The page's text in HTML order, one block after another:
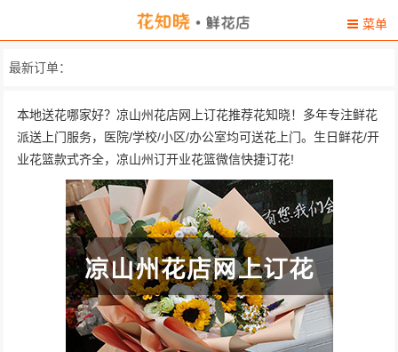
菜单
最新订单：
本地送花哪家好？凉山州花店网上订花推荐花知晓！多年专注鲜花
派送上门服务，医院/学校/小区/办公室均可送花上门。生日鲜花/开
业花篮款式齐全，凉山州订开业花篮微信快捷订花!